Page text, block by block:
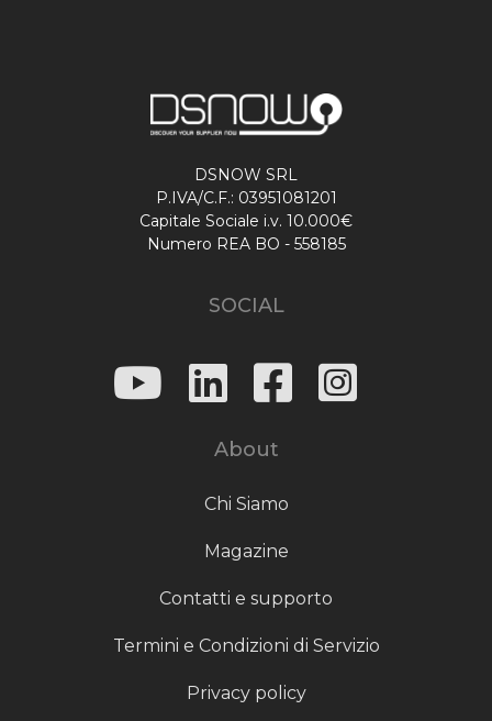
DSNOW SRL
P.IVA/C.F.: 03951081201
Capitale Sociale i.v. 10.000€
Numero REA BO - 558185
SOCIAL
About
Chi Siamo
Magazine
Contatti e supporto
Termini e Condizioni di Servizio
Privacy policy